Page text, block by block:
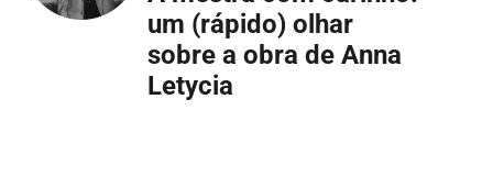
um (rápido) olhar
sobre a obra de Anna
Letycia